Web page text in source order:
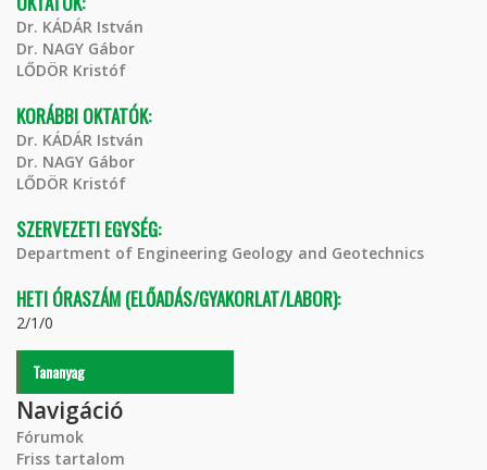
Dr. KÁDÁR István
Dr. NAGY Gábor
LŐDÖR Kristóf
KORÁBBI OKTATÓK:
Dr. KÁDÁR István
Dr. NAGY Gábor
LŐDÖR Kristóf
SZERVEZETI EGYSÉG:
Department of Engineering Geology and Geotechnics
HETI ÓRASZÁM (ELŐADÁS/GYAKORLAT/LABOR):
2/1/0
Tananyag
Navigáció
Fórumok
Friss tartalom